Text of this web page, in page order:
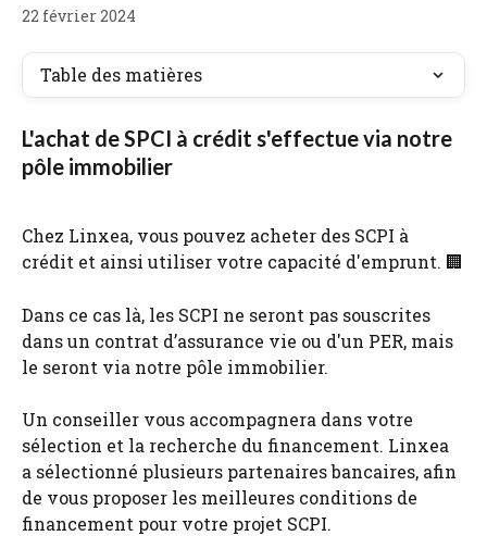
22 février 2024
Table des matières
L'achat de SPCI à crédit s'effectue via notre
pôle immobilier
Chez Linxea, vous pouvez acheter des SCPI à
crédit et ainsi utiliser votre capacité d'emprunt. 🏢
Dans ce cas là, les SCPI ne seront pas souscrites
dans un contrat d’assurance vie ou d'un PER, mais
le seront via notre pôle immobilier.
Un conseiller vous accompagnera dans votre
sélection et la recherche du financement. Linxea
a sélectionné plusieurs partenaires bancaires, afin
de vous proposer les meilleures conditions de
financement pour votre projet SCPI.